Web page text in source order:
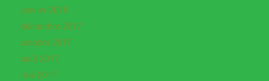
janvier 2018
décembre 2017
octobre 2017
août 2017
mai 2017